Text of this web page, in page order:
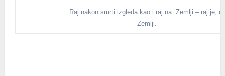
Raj nakon smrti izgleda kao i raj na Zemlji – raj je,
Zemlji.